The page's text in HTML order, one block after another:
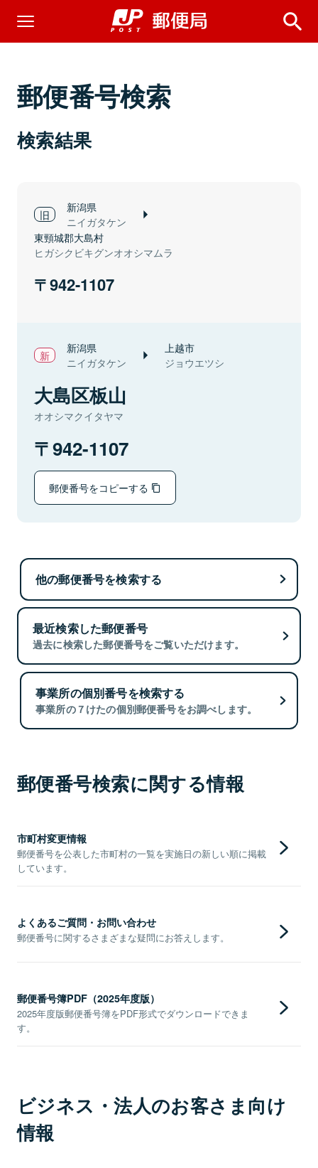
郵便番号検索
検索結果
新潟県
ニイガタケン
東頸城郡大島村
ヒガシクビキグンオオシマムラ
942-1107
新潟県
ニイガタケン
上越市
ジョウエツシ
大島区板山
オオシマクイタヤマ
942-1107
郵便番号をコピーする
他の郵便番号を検索する
最近検索した郵便番号
過去に検索した郵便番号をご覧いただけます。
事業所の個別番号を検索する
事業所の７けたの個別郵便番号をお調べします。
郵便番号検索に関する情報
市町村変更情報
郵便番号を公表した市町村の一覧を実施日の新しい順に掲載
しています。
よくあるご質問・お問い合わせ
郵便番号に関するさまざまな疑問にお答えします。
郵便番号簿PDF（2025年度版）
2025年度版郵便番号簿をPDF形式でダウンロードできま
す。
ビジネス・法人のお客さま向け
情報